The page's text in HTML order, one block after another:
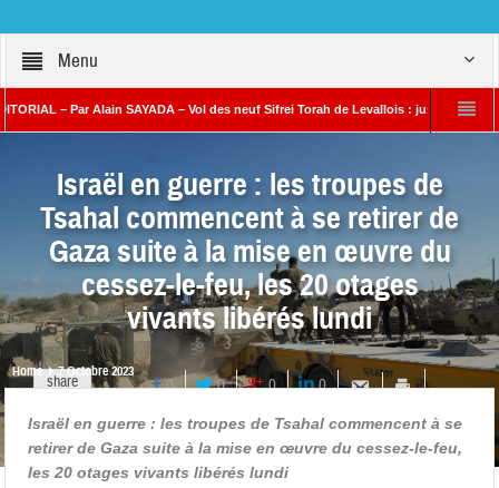
Menu
Par Alain SAYADA – Vol des neuf Sifrei Torah de Levallois : jusqu’à quand le
Israël en guerre : les troupes de
Tsahal commencent à se retirer de
Gaza suite à la mise en œuvre du
cessez-le-feu, les 20 otages
vivants libérés lundi
share 0 0 0 0
Home 7 Octobre 2023
Israël en guerre : les troupes de Tsahal commencent à se
retirer de Gaza suite à la mise en œuvre du cessez-le-feu,
les 20 otages vivants libérés lundi